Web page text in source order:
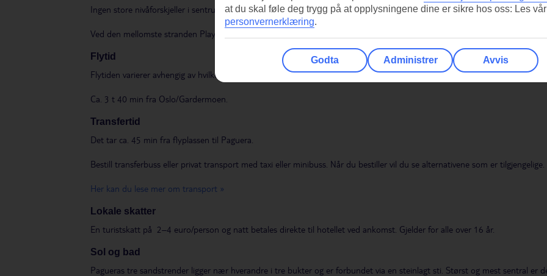
Ingen store nivåforskjeller i sentrum, men lenger opp fra havet er Paguera kupert.
Ved den mellomste stranden Playa Tora er det en stor lekeplass. Alle de store matbutikkene selger barnemat og bleier.
Flytid
Flytiden varierer avhengig av hvilken dato og flyløsning du velger.
Ca. 3 t 40 min fra Oslo/Gardermoen.
Transfertid
Det tar ca. 45 min fra flyplassen til Paguera.
Bestill transferbuss eller privat transport med taxi eller minibuss. Når du bestiller vil du se alternativene som er tilgjengelige.
Her kan du lese mer om transport »
Lokale skatter
En turistskatt på 2–4 euro/person og natt betales direkte til hotellet ved ankomst. Gjelder for alle over 16 år.
Sol og bad
Pagueras tre sandstrender ligger nær hverandre i tre bukter og er forbundet via en steinlagt sti. Størst og mest sentral er
at du skal føle deg trygg på at opplysningene dine er sikre hos oss: Les vår
personvernerklæring.
Godta Administrer Avvis